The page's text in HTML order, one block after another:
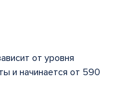
от уровня
и начинается от 590